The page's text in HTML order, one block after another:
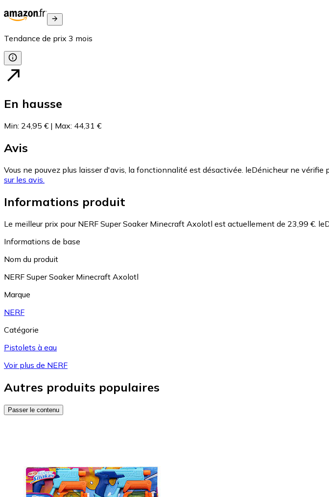
Tendance de prix 3 mois
En hausse
Min: 24,95 € | Max: 44,31 €
Avis
Vous ne pouvez plus laisser d'avis, la fonctionnalité est désactivée. leDénicheur ne
sur les avis.
Informations produit
Le meilleur prix pour NERF Super Soaker Minecraft Axolotl est actuellement de 23,99 €.
Informations de base
Nom du produit
NERF Super Soaker Minecraft Axolotl
Marque
NERF
Catégorie
Pistolets à eau
Voir plus de NERF
Autres produits populaires
Passer le contenu